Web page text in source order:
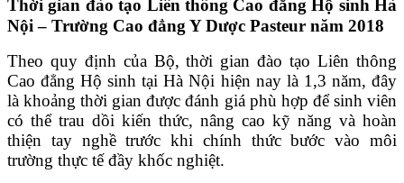
Thời gian đào tạo Liên thông Cao đẳng Hộ sinh Hà
Nội – Trường Cao đẳng Y Dược Pasteur năm 2018
Theo quy định của Bộ, thời gian đào tạo Liên thông
Cao đẳng Hộ sinh tại Hà Nội hiện nay là 1,3 năm, đây
là khoảng thời gian được đánh giá phù hợp để sinh viên
có thể trau dồi kiến thức, nâng cao kỹ năng và hoàn
thiện tay nghề trước khi chính thức bước vào môi
trường thực tế đầy khốc nghiệt.